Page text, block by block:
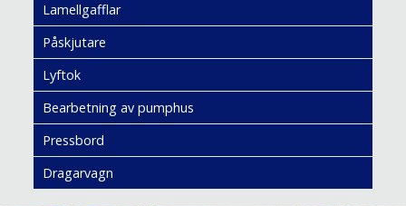
Lamellgafflar
Påskjutare
Lyftok
Bearbetning av pumphus
Pressbord
Dragarvagn